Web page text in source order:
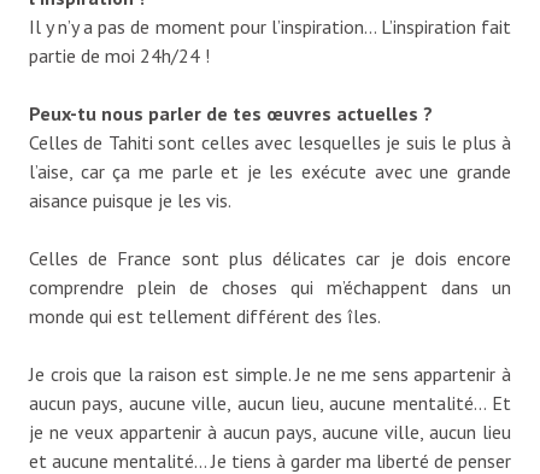
Il y n’y a pas de moment pour l’inspiration… L’inspiration fait
partie de moi 24h/24 !
Peux-tu nous parler de tes œuvres actuelles ?
Celles de Tahiti sont celles avec lesquelles je suis le plus à
l’aise, car ça me parle et je les exécute avec une grande
aisance puisque je les vis.
Celles de France sont plus délicates car je dois encore
comprendre plein de choses qui m’échappent dans un
monde qui est tellement différent des îles.
Je crois que la raison est simple. Je ne me sens appartenir à
aucun pays, aucune ville, aucun lieu, aucune mentalité… Et
je ne veux appartenir à aucun pays, aucune ville, aucun lieu
et aucune mentalité… Je tiens à garder ma liberté de penser